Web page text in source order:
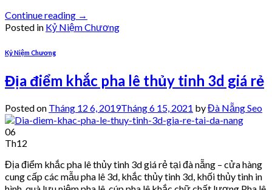
Continue reading →
Posted in Kỷ Niệm Chương
Kỷ Niệm Chương
Địa điểm khắc pha lê thủy tinh 3d giá rẻ
Posted on Tháng 12 6, 2019Tháng 6 15, 2021 byĐà Nẵng Seo
06
Th12
Địa điểm khắc pha lê thủy tinh 3d giá rẻ tại đà nẵng – cửa hàng
cung cấp các mẫu pha lê 3d, khắc thủy tinh 3d, khối thủy tinh in